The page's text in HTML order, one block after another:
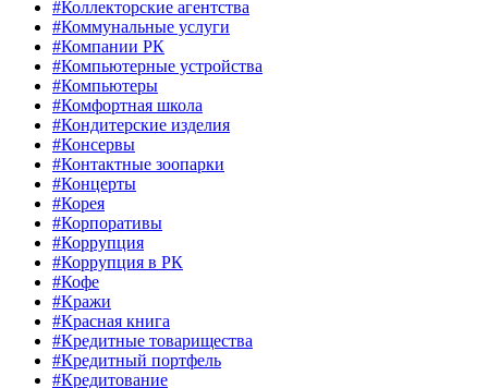
#Коллекторские агентства
#Коммунальные услуги
#Компании РК
#Компьютерные устройства
#Компьютеры
#Комфортная школа
#Кондитерские изделия
#Консервы
#Контактные зоопарки
#Концерты
#Корея
#Корпоративы
#Коррупция
#Коррупция в РК
#Кофе
#Кражи
#Красная книга
#Кредитные товарищества
#Кредитный портфель
#Кредитование